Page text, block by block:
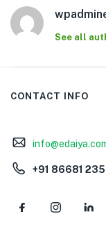
See all
CONTACT INFO
+91 86681